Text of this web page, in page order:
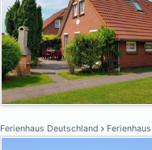
Ferienhaus Deutschland